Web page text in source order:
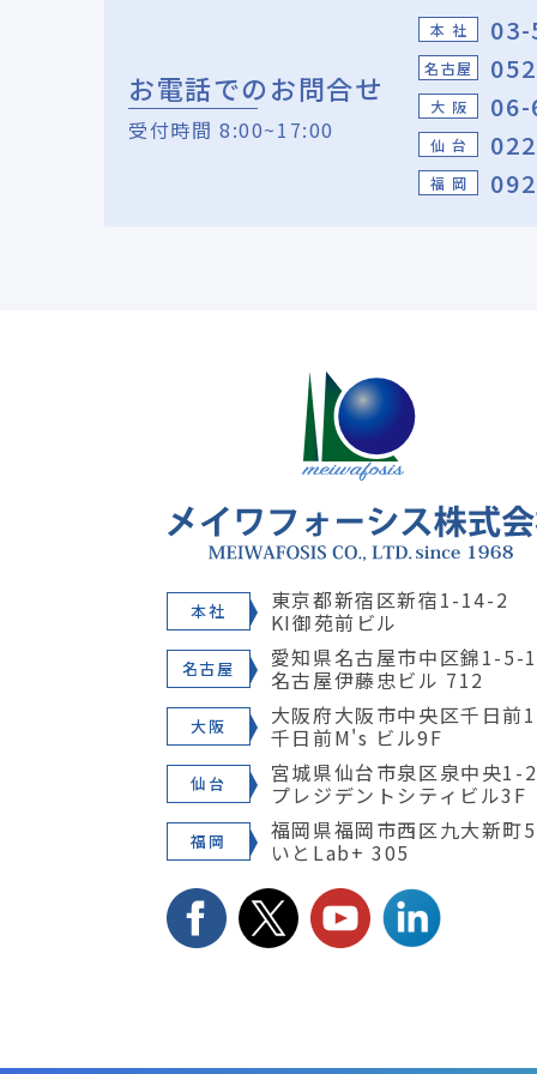
お電話でのお問合せ
受付時間 8:00~17:00
本 社
名古屋
大 阪
仙 台
福 岡
本社 東京都新宿区新宿1-14-2
KI御苑前ビル
名古屋 愛知県名古屋市中区錦1-5-
名古屋伊藤忠ビル 712
大阪 大阪府大阪市中央区千日前
千日前M's ビル9F
仙台 宮城県仙台市泉区泉中央1-
プレジデントシティビル3F
福岡 福岡県福岡市西区九大新町
いとLab+ 305